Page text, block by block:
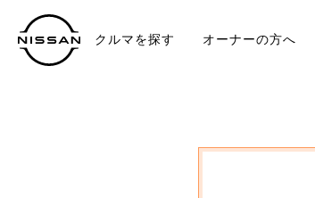
クルマを探す オーナーの方へ